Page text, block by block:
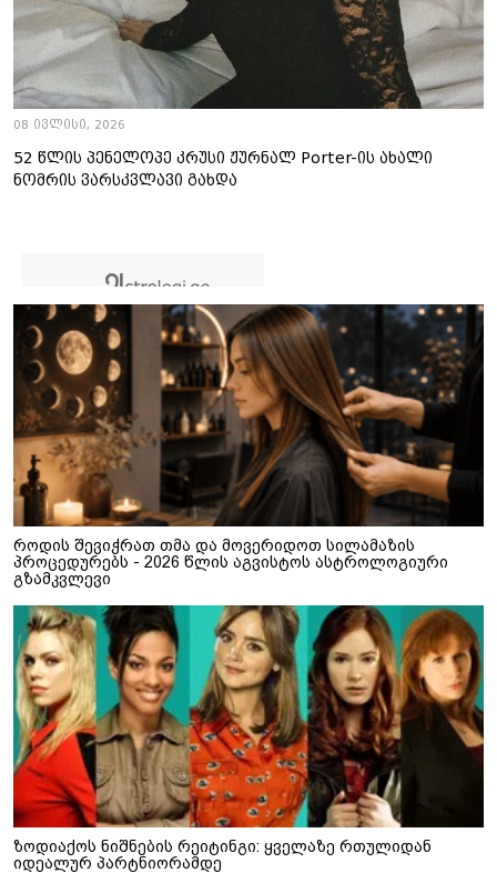
08 ივლისი, 2026
52 წლის პენელოპე კრუსი ჟურნალ Porter-ის ახალი
ნომრის ვარსკვლავი გახდა
როდის შევიჭრათ თმა და მოვერიდოთ სილამაზის
პროცედურებს - 2026 წლის აგვისტოს ასტროლოგიური
გზამკვლევი
ზოდიაქოს ნიშნების რეიტინგი: ყველაზე რთულიდან
იდეალურ პარტნიორამდე